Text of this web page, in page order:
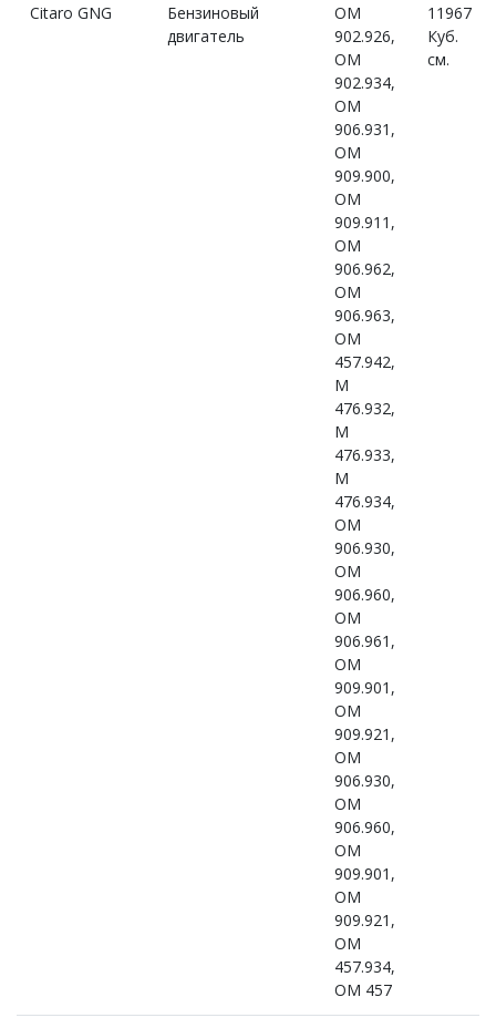
Citaro GNG
Бензиновый
двигатель
OM
902.926,
OM
902.934,
OM
906.931,
OM
909.900,
OM
909.911,
OM
906.962,
OM
906.963,
OM
457.942,
M
476.932,
M
476.933,
M
476.934,
OM
906.930,
OM
906.960,
OM
906.961,
OM
909.901,
OM
909.921,
OM
906.930,
OM
906.960,
OM
909.901,
OM
909.921,
OM
457.934,
OM 457
11967
Куб.
см.